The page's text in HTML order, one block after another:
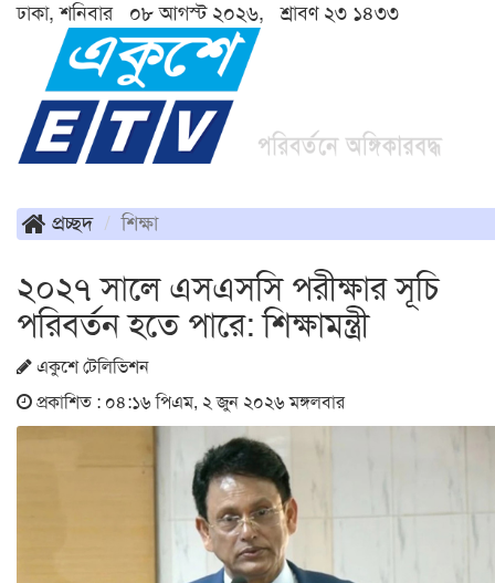
ঢাকা, শনিবার ০৮ আগস্ট ২০২৬, শ্রাবণ ২৩ ১৪৩৩
প্রচ্ছদ শিক্ষা
২০২৭ সালে এসএসসি পরীক্ষার সূচি
পরিবর্তন হতে পারে: শিক্ষামন্ত্রী
একুশে টেলিভিশন
প্রকাশিত : ০৪:১৬ পিএম, ২ জুন ২০২৬ মঙ্গলবার